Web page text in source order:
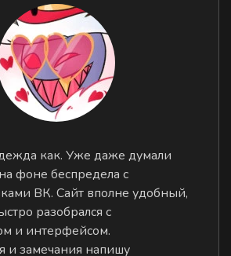
как. Уже даже думали
фоне беспредела с
ВК. Сайт вполне удобный,
разобрался с
и интерфейсом.
и замечания напишу